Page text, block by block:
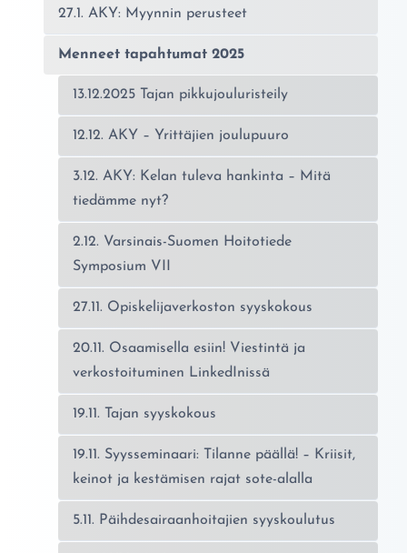
27.1. AKY: Myynnin perusteet
Menneet tapahtumat 2025
13.12.2025 Tajan pikkujouluristeily
12.12. AKY – Yrittäjien joulupuuro
3.12. AKY: Kelan tuleva hankinta – Mitä
tiedämme nyt?
2.12. Varsinais-Suomen Hoitotiede
Symposium VII
27.11. Opiskelijaverkoston syyskokous
20.11. Osaamisella esiin! Viestintä ja
verkostoituminen LinkedInissä
19.11. Tajan syyskokous
19.11. Syysseminaari: Tilanne päällä! – Kriisit,
keinot ja kestämisen rajat sote-alalla
5.11. Päihdesairaanhoitajien syyskoulutus